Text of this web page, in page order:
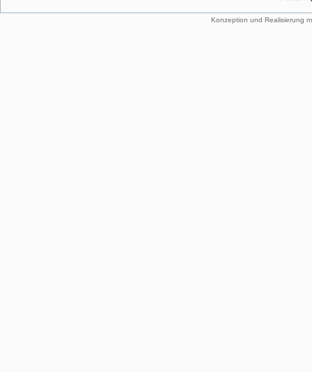
Konzeption und Realisierung